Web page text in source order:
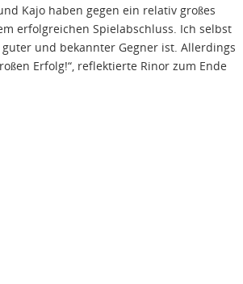
Kajo haben gegen ein relativ großes
erfolgreichen Spielabschluss. Ich selbst
und bekannter Gegner ist. Allerdings
Erfolg!“, reflektierte Rinor zum Ende